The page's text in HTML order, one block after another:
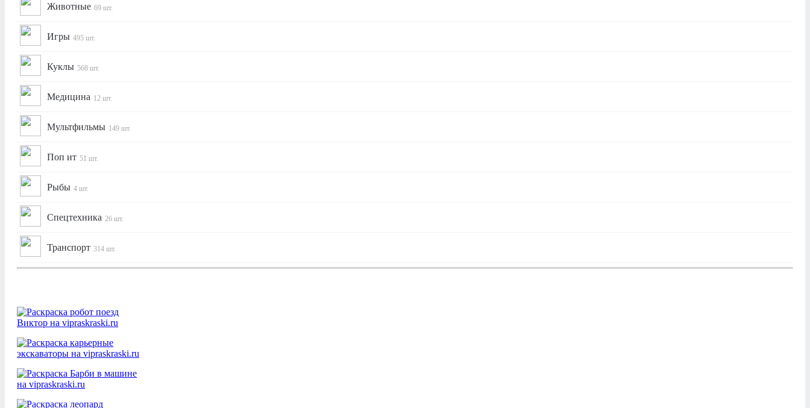
Животные 69 шт.
Игры 495 шт.
Куклы 568 шт.
Медицина 12 шт.
Мультфильмы 149 шт.
Поп ит 51 шт.
Рыбы 4 шт.
Спецтехника 26 шт.
Транспорт 314 шт.